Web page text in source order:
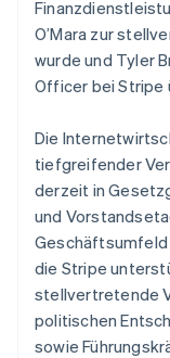
Atlas
Start-up-
Climate
Identity
Online-
O’Mara zur
wurde und Tyler
Officer bei Stripe
Die
tiefgreifender
derzeit in
und
Geschäftsumfeld
die Stripe
stellvertretende
politischen
sowie